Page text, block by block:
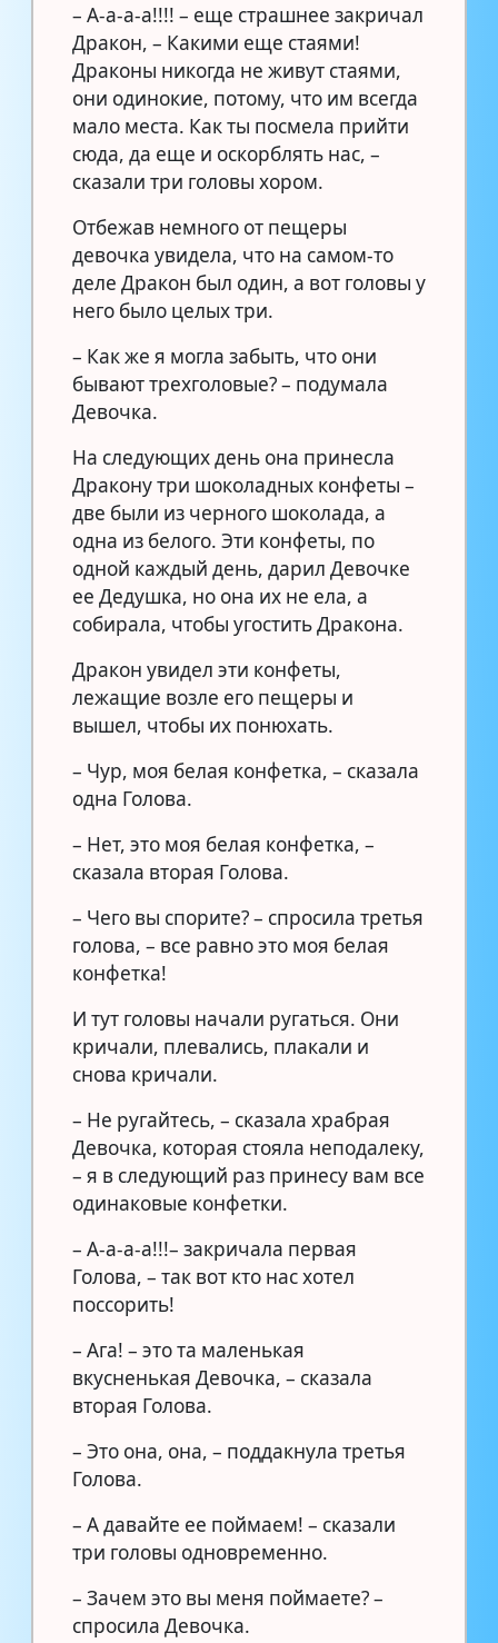
– А-а-а-а!!!! – еще страшнее закричал
Дракон, – Какими еще стаями!
Драконы никогда не живут стаями,
они одинокие, потому, что им всегда
мало места. Как ты посмела прийти
сюда, да еще и оскорблять нас, –
сказали три головы хором.
Отбежав немного от пещеры
девочка увидела, что на самом-то
деле Дракон был один, а вот головы у
него было целых три.
– Как же я могла забыть, что они
бывают трехголовые? – подумала
Девочка.
На следующих день она принесла
Дракону три шоколадных конфеты –
две были из черного шоколада, а
одна из белого. Эти конфеты, по
одной каждый день, дарил Девочке
ее Дедушка, но она их не ела, а
собирала, чтобы угостить Дракона.
Дракон увидел эти конфеты,
лежащие возле его пещеры и
вышел, чтобы их понюхать.
– Чур, моя белая конфетка, – сказала
одна Голова.
– Нет, это моя белая конфетка, –
сказала вторая Голова.
– Чего вы спорите? – спросила третья
голова, – все равно это моя белая
конфетка!
И тут головы начали ругаться. Они
кричали, плевались, плакали и
снова кричали.
– Не ругайтесь, – сказала храбрая
Девочка, которая стояла неподалеку,
– я в следующий раз принесу вам все
одинаковые конфетки.
– А-а-а-а!!!– закричала первая
Голова, – так вот кто нас хотел
поссорить!
– Ага! – это та маленькая
вкусненькая Девочка, – сказала
вторая Голова.
– Это она, она, – поддакнула третья
Голова.
– А давайте ее поймаем! – сказали
три головы одновременно.
– Зачем это вы меня поймаете? –
спросила Девочка.